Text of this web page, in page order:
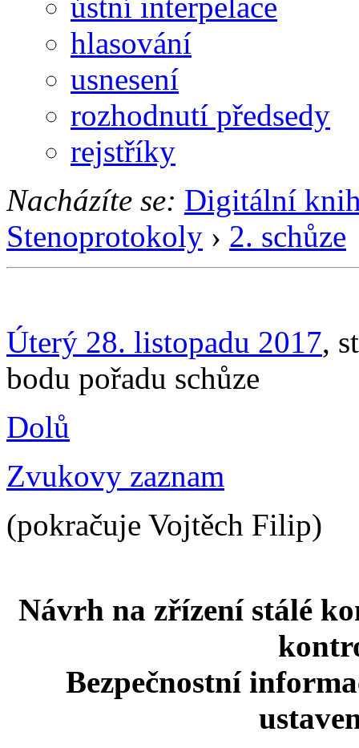
hlasování
usnesení
rozhodnutí předsedy
rejstříky
Nacházíte se: Digitální
Stenoprotokoly › 2. schůze
Úterý 28. listopadu 2017,
bodu pořadu schůze
Dolů
Zvukovy zaznam
(pokračuje Vojtěch Filip)
Návrh na zřízení stálé
Bezpečnostní